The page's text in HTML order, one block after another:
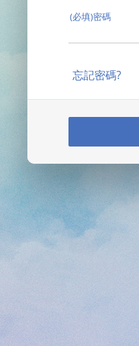
(必填)密碼
忘記密碼?